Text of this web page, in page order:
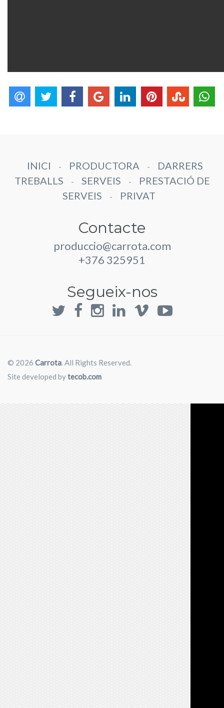
INICI - PRODUCTORA -
DARRERS
TREBALLS
- SERVEIS -
PRESTACIÓ DE
SERVEIS
- PRIVAT
Contacte
produccio@carrota.com
+376 325951
Segueix-nos
© 2026 Carrota. All Rights Reserved.
Site developed bytecob.com